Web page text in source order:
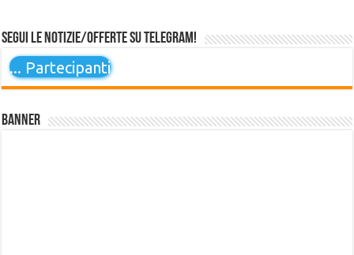
Segui le notizie/offerte su Telegram!
... Partecipanti
Banner